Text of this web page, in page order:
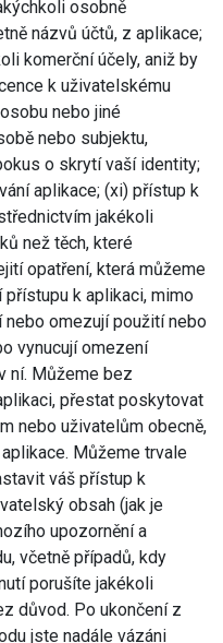
osobně
názvů účtů, z aplikace;
komerční účely, aniž by
k uživatelskému
nebo jiné
nebo subjektu,
o skrytí vaší identity;
aplikace; (xi) přístup k
jakékoli
než těch, které
opatření, která můžeme
k aplikaci, mimo
nebo omezují použití nebo
vynucují omezení
ní. Můžeme bez
přestat poskytovat
nebo uživatelům obecně,
Můžeme trvale
váš přístup k
obsah (jak je
upozornění a
včetně případů, kdy
porušíte jakékoli
důvod. Po ukončení z
jste nadále vázáni